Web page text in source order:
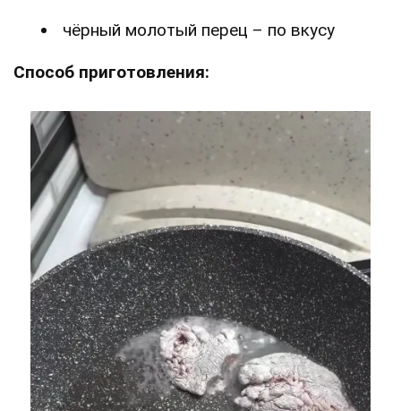
чёрный молотый перец – по вкусу
Способ приготовления: